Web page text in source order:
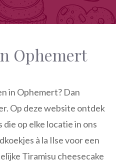
Ophemert
in Ophemert? Dan
Op deze website ontdek
op elke locatie in ons
à la Ilse voor een
Tiramisu cheesecake